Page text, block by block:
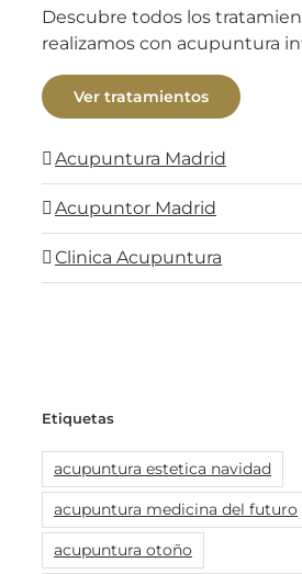
Descubre todos los
realizamos con acupuntura
Ver tratamientos
Acupuntura Madrid
Acupuntor Madrid
Clinica Acupuntura
Etiquetas
acupuntura estetica navidad
acupuntura medicina del futuro
acupuntura otoño